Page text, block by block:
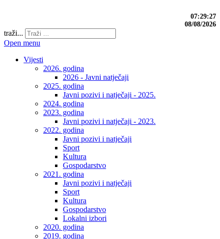
07:29:28
08/08/2026
traži...
Open menu
Vijesti
2026. godina
2026 - Javni natječaji
2025. godina
Javni pozivi i natječaji - 2025.
2024. godina
2023. godina
Javni pozivi i natječaji - 2023.
2022. godina
Javni pozivi i natječaji
Sport
Kultura
Gospodarstvo
2021. godina
Javni pozivi i natječaji
Sport
Kultura
Gospodarstvo
Lokalni izbori
2020. godina
2019. godina